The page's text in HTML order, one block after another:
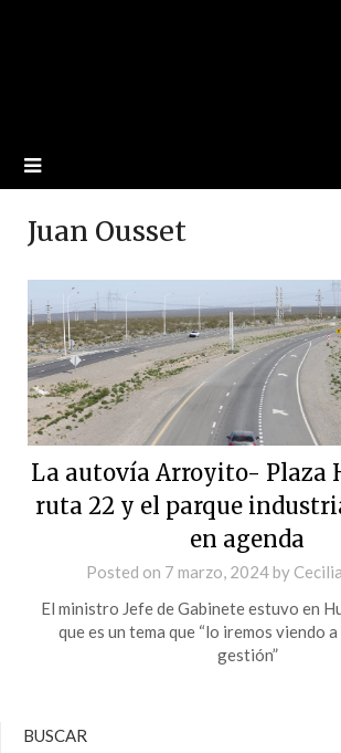
Juan Ousset
La autovía Arroyito- Plaza
ruta 22 y el parque
en agenda
Posted on 7 marzo, 2024by
El ministro Jefe de Gabinete estuvo en
que es un tema que “lo iremos viendo
gestión”
BUSCAR